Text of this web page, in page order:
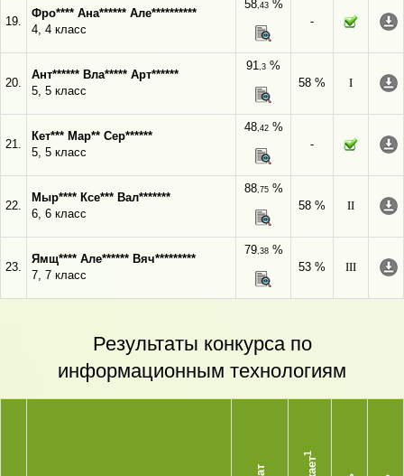
19.
Фро**** Ана****** Але**********
4, 4 класс
58,43%
-
20.
Ант****** Вла***** Арт******
5, 5 класс
91,3 %
58 %
I
21.
Кет*** Мар** Сер******
5, 5 класс
48,42%
-
22.
Мыр**** Ксе*** Вал*******
6, 6 класс
88,75%
58 %
II
23.
Ямщ**** Але****** Вяч*********
7, 7 класс
79,38%
53 %
III
Результаты конкурса по
информационным технологиям
1